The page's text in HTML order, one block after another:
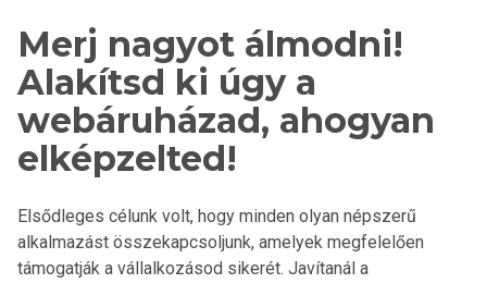
Merj nagyot álmodni!
Alakítsd ki úgy a
webáruházad, ahogyan
elképzelted!
Elsődleges célunk volt, hogy minden olyan népszerű
alkalmazást összekapcsoljunk, amelyek megfelelően
támogatják a vállalkozásod sikerét. Javítanál a